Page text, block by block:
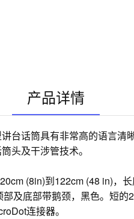
产品详情
台话筒具有非常高的语言清
头及干涉管技术。
(8in)到122cm (48 in)，
及底部带鹅颈，黑色。短
连接器。